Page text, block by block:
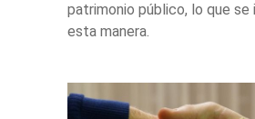
patrimonio público, lo que se
esta manera.